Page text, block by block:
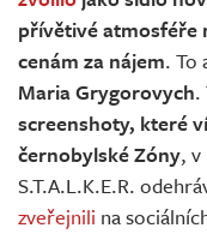
přívětivé atmosféře
cenám za nájem. To
Maria Grygorovych.
screenshoty, které
černobylské Zóny, v
S.T.A.L.K.E.R.
zveřejnili na